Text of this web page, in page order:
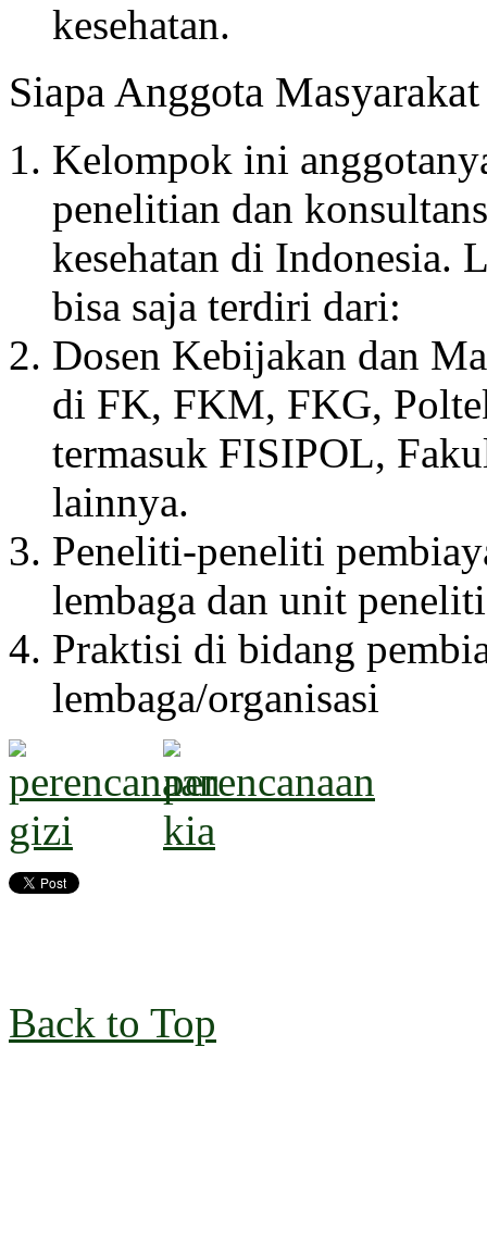
kesehatan.
Siapa Anggota
Kelompok ini
penelitian dan
kesehatan di Indonesia.
bisa saja terdiri dari:
Dosen Kebijakan dan
di FK, FKM, FKG,
termasuk FISIPOL,
lainnya.
Peneliti-peneliti
lembaga dan unit
Praktisi di bidang
lembaga/organisasi
Back to Top